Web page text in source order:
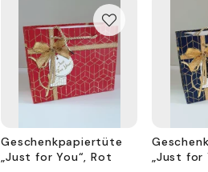
Geschenkpapiertüte
„Just for You“, Rot
„Just for